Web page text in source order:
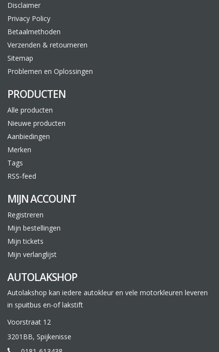
Disclaimer
Privacy Policy
Betaalmethoden
Verzenden & retourneren
Sitemap
Problemen en Oplossingen
PRODUCTEN
Alle producten
Nieuwe producten
Aanbiedingen
Merken
Tags
RSS-feed
MIJN ACCOUNT
Registreren
Mijn bestellingen
Mijn tickets
Mijn verlanglijst
AUTOLAKSHOP
Autolakshop kan iedere autokleur en vele motorkleuren leveren
in spuitbus en-of lakstift
Voorstraat 12
3201BB, Spijkenisse